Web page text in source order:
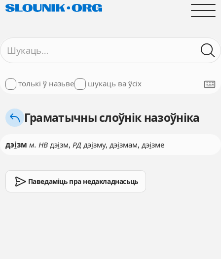
толькі ў назьве шукаць ва ўсіх
Граматычны слоўнік назоўніка
дэізм м. НВдэізм, РДдэізму, дэізмам, дэізме
Паведаміць пра недакладнасьць